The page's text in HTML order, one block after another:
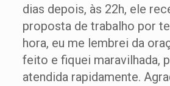
dias depois, às 22h, ele
proposta de trabalho por
hora, eu me lembrei da
feito e fiquei maravilhada,
atendida rapidamente.